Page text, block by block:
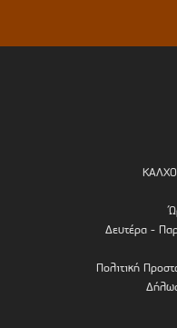
Δευτέρα -
Πολιτική